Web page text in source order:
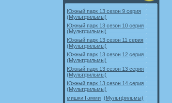
Южный парк 13 сезон 9 серия
(Мультфильмы)
Южный парк 13 сезон 10 серия
(Мультфильмы)
Южный парк 13 сезон 11 серия
(Мультфильмы)
Южный парк 13 сезон 12 серия
(Мультфильмы)
Южный парк 13 сезон 13 серия
(Мультфильмы)
Южный парк 13 сезон 14 серия
(Мультфильмы)
мишки Гамми (Мультфильмы)